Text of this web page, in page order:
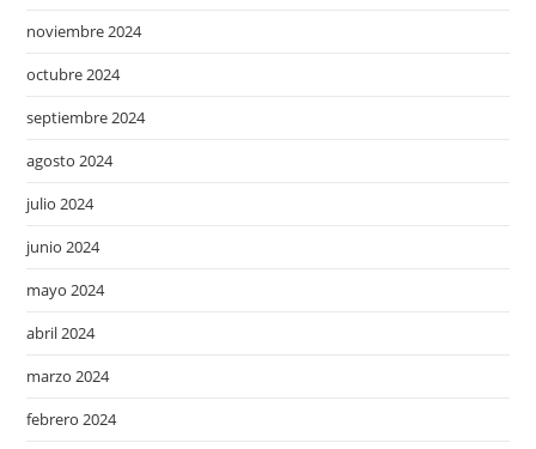
noviembre 2024
octubre 2024
septiembre 2024
agosto 2024
julio 2024
junio 2024
mayo 2024
abril 2024
marzo 2024
febrero 2024